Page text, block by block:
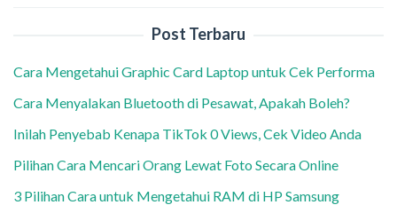
Post Terbaru
Cara Mengetahui Graphic Card Laptop untuk Cek Performa
Cara Menyalakan Bluetooth di Pesawat, Apakah Boleh?
Inilah Penyebab Kenapa TikTok 0 Views, Cek Video Anda
Pilihan Cara Mencari Orang Lewat Foto Secara Online
3 Pilihan Cara untuk Mengetahui RAM di HP Samsung